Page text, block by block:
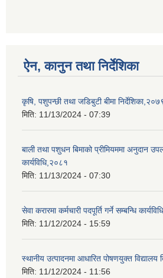
ऐन, कानुन तथा निर्देशिका
कृषि, पशुपन्छी तथा जडिबुटी बीमा
मिति: 11/13/2024 - 07:39
बाली तथा पशुधन बिमाको प्रीमियममा अनुदान
कार्यविधि,२०८१
मिति: 11/13/2024 - 07:30
सेवा करारमा कर्मचारी पदपूर्ति गर्ने सम्बन्धि
मिति: 11/12/2024 - 15:59
स्थानीय उत्पादनमा आधारित पोषणयुक्त
मिति: 11/12/2024 - 11:56